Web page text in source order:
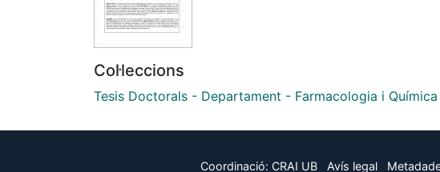
Col·leccions
Tesis Doctorals - Departament - Farmacologia i
Coordinació: CRAI UB Avís legal